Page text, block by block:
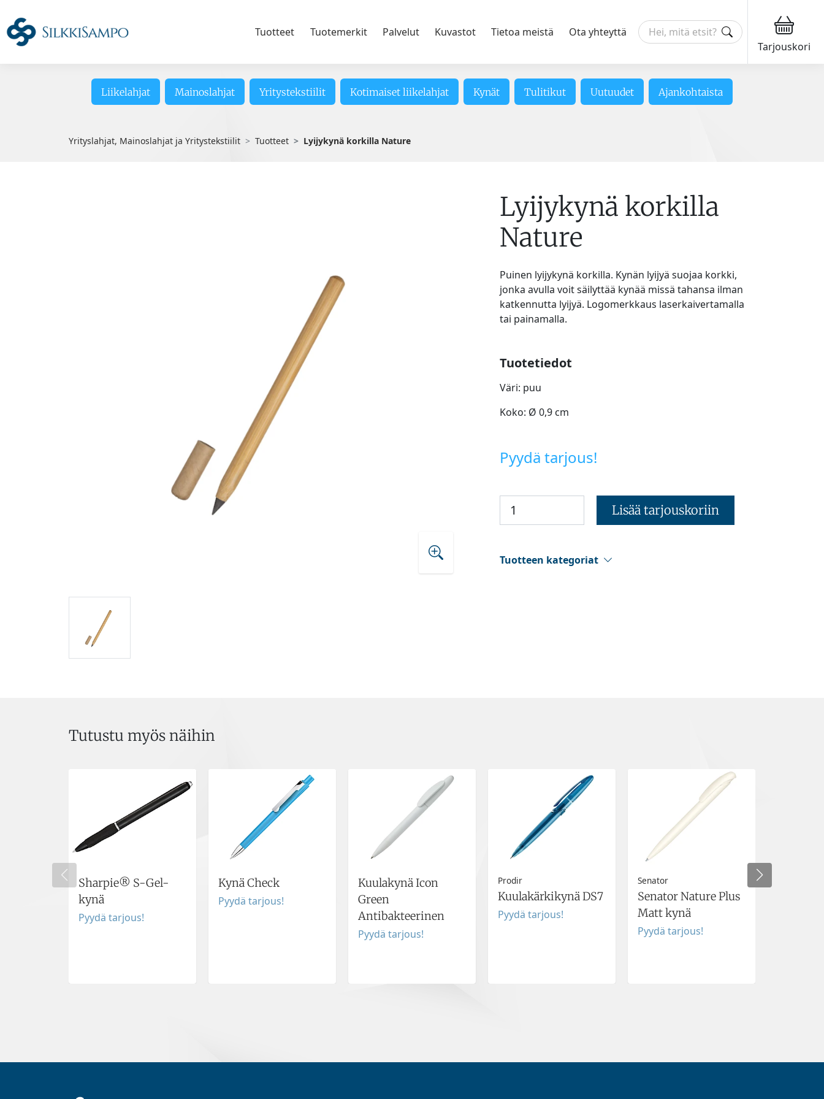
Tuotteet Tuotemerkit Palvelut Kuvastot Tietoa meistä
Ota yhteyttä
Tarjouskori
Liikelahjat Mainoslahjat Yritystekstiilit Kotimaiset liikelahjat Kynät Tulitikut Uutuudet Ajankohtaista
Yrityslahjat, Mainoslahjat ja Yritystekstiilit Tuotteet Lyijykynä korkilla Nature
Lyijykynä korkilla
Nature
Puinen lyijykynä korkilla. Kynän lyijyä suojaa korkki,
jonka avulla voit säilyttää kynää missä tahansa ilman
katkennutta lyijyä. Logomerkkaus laserkaivertamalla
tai painamalla.
Tuotetiedot
Väri: puu
Koko: Ø 0,9 cm
Pyydä tarjous!
Lisää tarjouskoriin
Tuotteen kategoriat
Tutustu myös näihin
Sharpie® S-Gel-
kynä
Pyydä tarjous!
Kynä Check
Pyydä tarjous!
Kuulakynä Icon
Green
Antibakteerinen
Pyydä tarjous!
Prodir
Kuulakärkikynä DS7
Pyydä tarjous!
Senator
Senator Nature Plus
Matt kynä
Pyydä tarjous!